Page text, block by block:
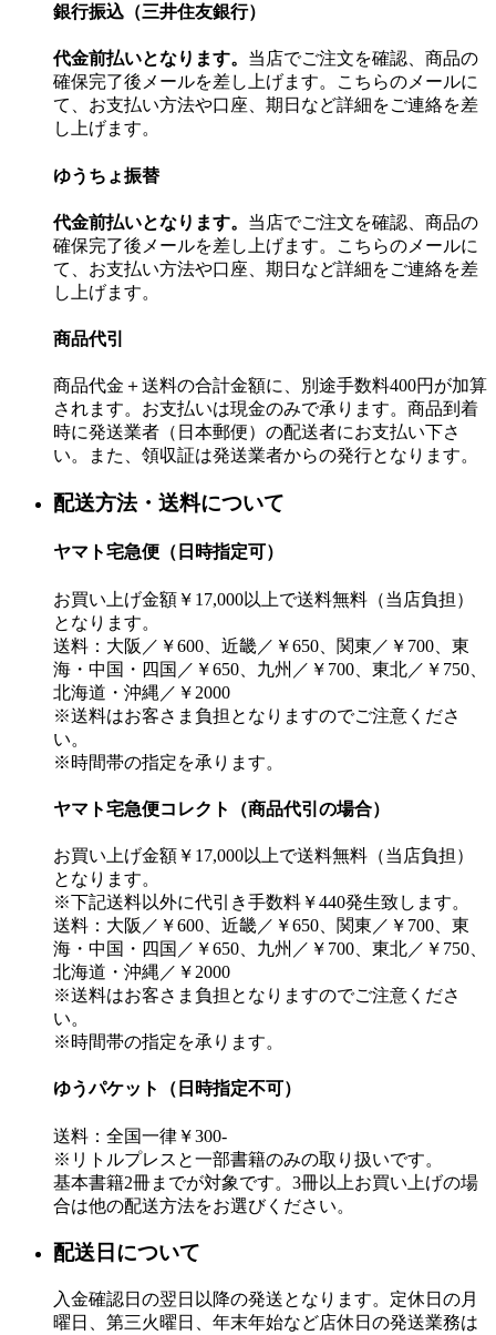
銀行振込（三井住友銀行）
代金前払いとなります。 当店でご注文を確認、商品の
確保完了後メールを差し上げます。こちらのメールに
て、お支払い方法や口座、期日など詳細をご連絡を差
し上げます。
ゆうちょ振替
代金前払いとなります。 当店でご注文を確認、商品の
確保完了後メールを差し上げます。こちらのメールに
て、お支払い方法や口座、期日など詳細をご連絡を差
し上げます。
商品代引
商品代金＋送料の合計金額に、別途手数料400円が加算
されます。お支払いは現金のみで承ります。商品到着
時に発送業者（日本郵便）の配送者にお支払い下さ
い。また、領収証は発送業者からの発行となります。
配送方法・送料について
ヤマト宅急便（日時指定可）
お買い上げ金額￥17,000以上で送料無料（当店負担）
となります。
送料：大阪／￥600、近畿／￥650、関東／￥700、東
海・中国・四国／￥650、九州／￥700、東北／￥750、
北海道・沖縄／￥2000
※送料はお客さま負担となりますのでご注意くださ
い。
※時間帯の指定を承ります。
ヤマト宅急便コレクト（商品代引の場合）
お買い上げ金額￥17,000以上で送料無料（当店負担）
となります。
※下記送料以外に代引き手数料￥440発生致します。
送料：大阪／￥600、近畿／￥650、関東／￥700、東
海・中国・四国／￥650、九州／￥700、東北／￥750、
北海道・沖縄／￥2000
※送料はお客さま負担となりますのでご注意くださ
い。
※時間帯の指定を承ります。
ゆうパケット（日時指定不可）
送料：全国一律￥300-
※リトルプレスと一部書籍のみの取り扱いです。
基本書籍2冊までが対象です。3冊以上お買い上げの場
合は他の配送方法をお選びください。
配送日について
入金確認日の翌日以降の発送となります。定休日の月
曜日、第三火曜日、年末年始など店休日の発送業務は